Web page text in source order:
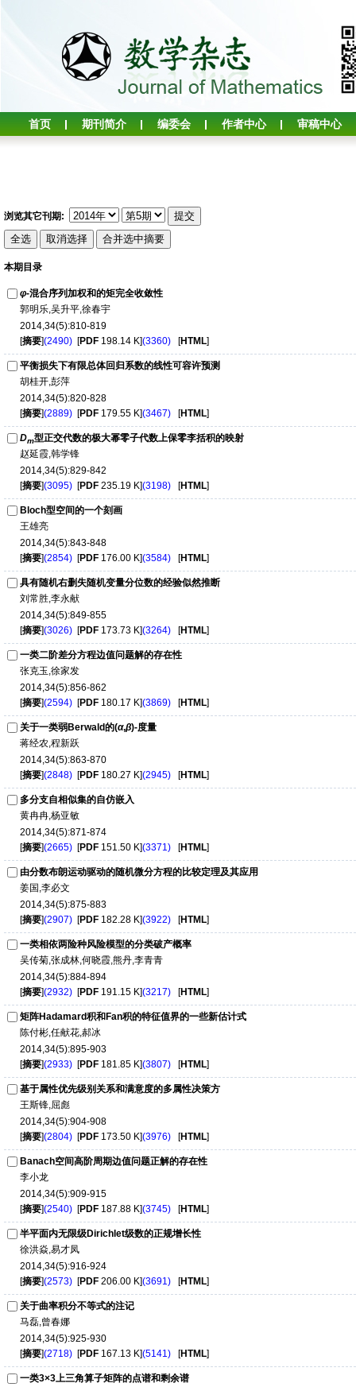
首页 期刊简介 编委会 作者中心 审稿中心
浏览其它刊期:
本期目录
φ-混合序列加权和的矩完全收敛性
郭明乐,吴升平,徐春宇
2014,34(5):810-819
[摘要](2490) [PDF 198.14 K](3360) [HTML]
平衡损失下有限总体回归系数的线性可容许预测
胡桂开,彭萍
2014,34(5):820-828
[摘要](2889) [PDF 179.55 K](3467) [HTML]
Dm型正交代数的极大幂零子代数上保零李括积的映射
赵延霞,韩学锋
2014,34(5):829-842
[摘要](3095) [PDF 235.19 K](3198) [HTML]
Bloch型空间的一个刻画
王雄亮
2014,34(5):843-848
[摘要](2854) [PDF 176.00 K](3584) [HTML]
具有随机右删失随机变量分位数的经验似然推断
刘常胜,李永献
2014,34(5):849-855
[摘要](3026) [PDF 173.73 K](3264) [HTML]
一类二阶差分方程边值问题解的存在性
张克玉,徐家发
2014,34(5):856-862
[摘要](2594) [PDF 180.17 K](3869) [HTML]
关于一类弱Berwald的(α,β)-度量
蒋经农,程新跃
2014,34(5):863-870
[摘要](2848) [PDF 180.27 K](2945) [HTML]
多分支自相似集的自仿嵌入
黄冉冉,杨亚敏
2014,34(5):871-874
[摘要](2665) [PDF 151.50 K](3371) [HTML]
由分数布朗运动驱动的随机微分方程的比较定理及其应用
姜国,李必文
2014,34(5):875-883
[摘要](2907) [PDF 182.28 K](3922) [HTML]
一类相依两险种风险模型的分类破产概率
吴传菊,张成林,何晓霞,熊丹,李青青
2014,34(5):884-894
[摘要](2932) [PDF 191.15 K](3217) [HTML]
矩阵Hadamard积和Fan积的特征值界的一些新估计式
陈付彬,任献花,郝冰
2014,34(5):895-903
[摘要](2933) [PDF 181.85 K](3807) [HTML]
基于属性优先级别关系和满意度的多属性决策方
王斯锋,屈彪
2014,34(5):904-908
[摘要](2804) [PDF 173.50 K](3976) [HTML]
Banach空间高阶周期边值问题正解的存在性
李小龙
2014,34(5):909-915
[摘要](2540) [PDF 187.88 K](3745) [HTML]
半平面内无限级Dirichlet级数的正规增长性
徐洪焱,易才凤
2014,34(5):916-924
[摘要](2573) [PDF 206.00 K](3691) [HTML]
关于曲率积分不等式的注记
马磊,曾春娜
2014,34(5):925-930
[摘要](2718) [PDF 167.13 K](5141) [HTML]
一类3×3上三角算子矩阵的点谱和剩余谱